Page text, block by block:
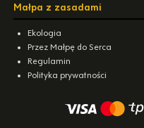
Małpa z zasadami
Ekologia
Przez Małpę do Serca
Regulamin
Polityka prywatności